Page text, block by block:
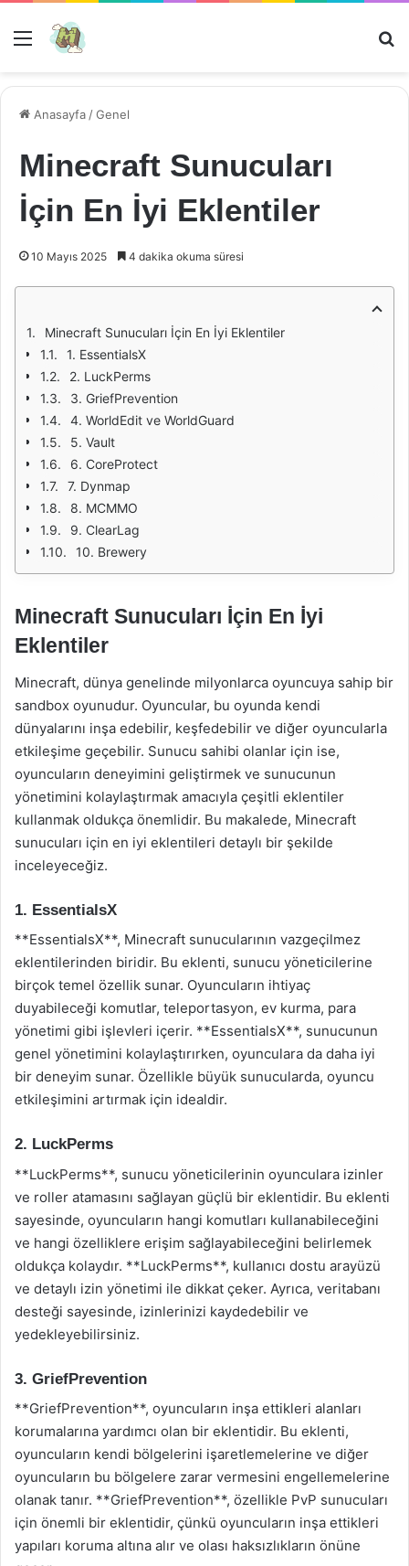
Menü
Anasayfa /Genel
Minecraft Sunucuları
İçin En İyi Eklentiler
10 Mayıs 2025 4 dakika okuma süresi
Minecraft Sunucuları İçin En İyi Eklentiler
1. EssentialsX
2. LuckPerms
3. GriefPrevention
4. WorldEdit ve WorldGuard
5. Vault
6. CoreProtect
7. Dynmap
8. MCMMO
9. ClearLag
10. Brewery
Minecraft Sunucuları İçin En İyi
Eklentiler
Minecraft, dünya genelinde milyonlarca oyuncuya sahip bir
sandbox oyunudur. Oyuncular, bu oyunda kendi
dünyalarını inşa edebilir, keşfedebilir ve diğer oyuncularla
etkileşime geçebilir. Sunucu sahibi olanlar için ise,
oyuncuların deneyimini geliştirmek ve sunucunun
yönetimini kolaylaştırmak amacıyla çeşitli eklentiler
kullanmak oldukça önemlidir. Bu makalede, Minecraft
sunucuları için en iyi eklentileri detaylı bir şekilde
inceleyeceğiz.
1. EssentialsX
**EssentialsX**, Minecraft sunucularının vazgeçilmez
eklentilerinden biridir. Bu eklenti, sunucu yöneticilerine
birçok temel özellik sunar. Oyuncuların ihtiyaç
duyabileceği komutlar, teleportasyon, ev kurma, para
yönetimi gibi işlevleri içerir. **EssentialsX**, sunucunun
genel yönetimini kolaylaştırırken, oyunculara da daha iyi
bir deneyim sunar. Özellikle büyük sunucularda, oyuncu
etkileşimini artırmak için idealdir.
2. LuckPerms
**LuckPerms**, sunucu yöneticilerinin oyunculara izinler
ve roller atamasını sağlayan güçlü bir eklentidir. Bu eklenti
sayesinde, oyuncuların hangi komutları kullanabileceğini
ve hangi özelliklere erişim sağlayabileceğini belirlemek
oldukça kolaydır. **LuckPerms**, kullanıcı dostu arayüzü
ve detaylı izin yönetimi ile dikkat çeker. Ayrıca, veritabanı
desteği sayesinde, izinlerinizi kaydedebilir ve
yedekleyebilirsiniz.
3. GriefPrevention
**GriefPrevention**, oyuncuların inşa ettikleri alanları
korumalarına yardımcı olan bir eklentidir. Bu eklenti,
oyuncuların kendi bölgelerini işaretlemelerine ve diğer
oyuncuların bu bölgelere zarar vermesini engellemelerine
olanak tanır. **GriefPrevention**, özellikle PvP sunucuları
için önemli bir eklentidir, çünkü oyuncuların inşa ettikleri
yapıları koruma altına alır ve olası haksızlıkların önüne